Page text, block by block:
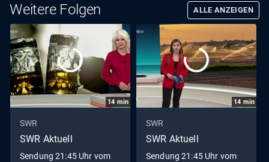
Weitere Folgen ALLE ANZEIGEN
14 min
SWR
SWR Aktuell
Sendung 21:45 Uhr vom
14 min
SWR
SWR Aktuell
Sendung 21:45 Uhr vom